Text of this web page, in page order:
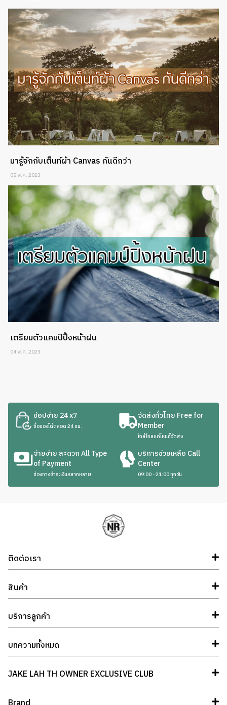
มารู้จักกับเต็นท์ผ้า Canvas กันดีกว่า
05 พ.ค. 2023
เตรียมตัวแคมป์ปิ้งหน้าฝน
04 พ.ค. 2023
ช้อปง่าย 24 x7
ซื้อของได้ตลอด 24 ชม.
จัดส่งทั่วไทย Free for
Member
ใกล้ไกลแค่ไหนก็จัดส่ง
จ่ายง่าย สะดวก All Type
of Payment
ช่องทางชำระเงินหลากหลาย
บริการช่วยเหลือ Call
Center
09:00 - 21:00 ทุกวัน
ติดต่อเรา
สินค้า
บริการลูกค้า
บทความทั้งหมด
JAKE LAH TH OWNER EXCLUSIVE CLUB